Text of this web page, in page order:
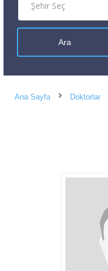
Ana Sayfa Doktorlar